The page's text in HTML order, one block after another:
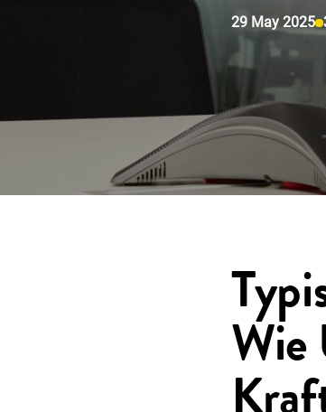
29 May 2025
Wie